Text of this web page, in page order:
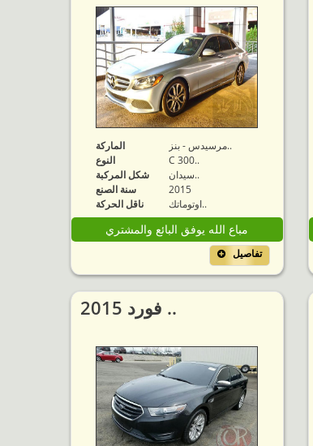
الماركة
مرسيدس - بنز..
النوع
C 300..
شكل المركبة
سيدان..
سنة الصنع
2015
ناقل الحركة
اوتوماتك..
مباع الله يوفق البائع والمشتري
تفاصيل
2015 فورد ..